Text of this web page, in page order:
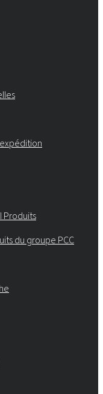
Produits
du groupe PCC